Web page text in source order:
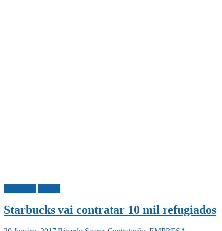
Starbucks vai contratar 10 mil refugiados